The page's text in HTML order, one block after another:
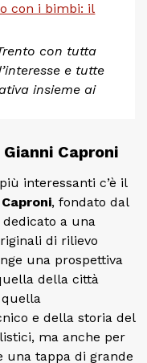
con i bimbi: il
con tutta
e tutte
insieme ai
Caproni
interessanti c’è il
, fondato dal
dedicato a una
di rilievo
una prospettiva
della città
e della storia del
ma anche per
una tappa di grande